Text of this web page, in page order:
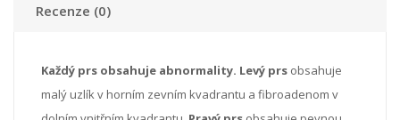
Recenze (0)
Každý prs obsahuje abnormality. Levý prs obsahuje
malý uzlík v horním zevním kvadrantu a fibroadenom v